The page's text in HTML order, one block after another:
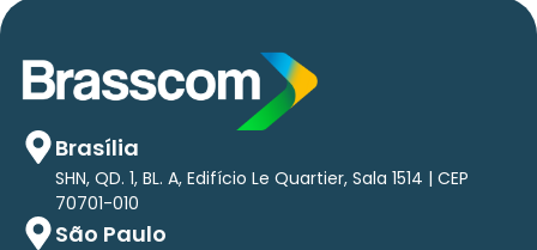
Brasília
SHN, QD. 1, BL. A, Edifício Le Quartier, Sala 1514 | CEP
70701-010
São Paulo